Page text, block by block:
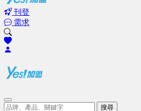
刊登
需求
搜尋